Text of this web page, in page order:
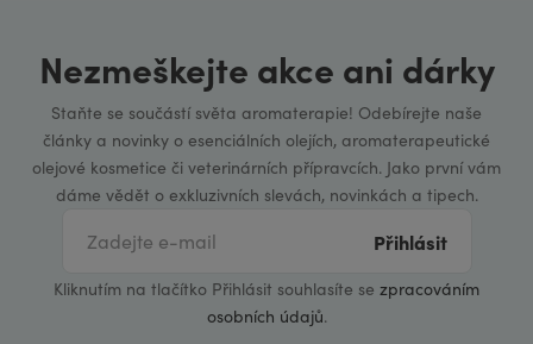
Nezmeškejte akce ani dárky
Staňte se součástí světa aromaterapie! Odebírejte naše
články a novinky o esenciálních olejích, aromaterapeutické
olejové kosmetice či veterinárních přípravcích. Jako první vám
dáme vědět o exkluzivních slevách, novinkách a tipech.
Přihlásit
Kliknutím na tlačítko Přihlásit souhlasíte se zpracováním
osobních údajů.